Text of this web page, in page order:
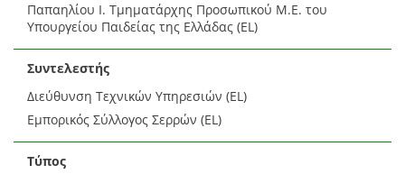
Παπαηλίου Ι. Τμηματάρχης Προσωπικού Μ.Ε. του
Υπουργείου Παιδείας της Ελλάδας (EL)
Συντελεστής
Διεύθυνση Τεχνικών Υπηρεσιών (EL)
Εμπορικός Σύλλογος Σερρών (EL)
Τύπος